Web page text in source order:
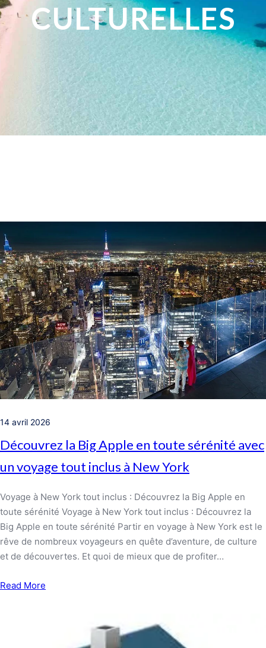
CULTURELLES
14 avril 2026
Découvrez la Big Apple en toute sérénité avec
un voyage tout inclus à New York
Voyage à New York tout inclus : Découvrez la Big Apple en
toute sérénité Voyage à New York tout inclus : Découvrez la
Big Apple en toute sérénité Partir en voyage à New York est le
rêve de nombreux voyageurs en quête d’aventure, de culture
et de découvertes. Et quoi de mieux que de profiter…
Read More